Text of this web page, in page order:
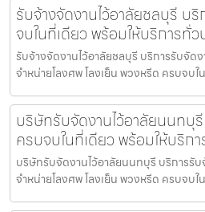
รับจ้างจัดงานไว้อาลัยชลบุรี บ
จบในที่เดียว พร้อมให้บริการทั่ว
รับจ้างจัดงานไว้อาลัยชลบุรี บริการรับจั
จำหน่ายโลงศพ โลงเย็น พวงหรีด ครบจบใ
บริษัทรับจัดงานไว้อาลัยนนทบุ
ครบจบในที่เดียว พร้อมให้บริก
บริษัทรับจัดงานไว้อาลัยนนทบุรี บริการรั
จำหน่ายโลงศพ โลงเย็น พวงหรีด ครบจบใ